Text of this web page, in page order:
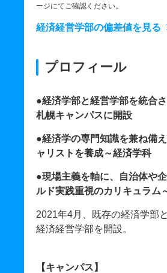
ージにてご確認ください。
経済経営学部の偏差値を見る
プロフィール
●経済学部と経営学部を統合
札幌キャンパスに開設
●経済学の専門知識を兼ね備
ャリストを養成～経済学科
●現場主義を軸に、自治体や
ルド実践重視のカリキュラム
2021年4月、既存の経済学部
経済経営学部を開設。
【キャンパス】